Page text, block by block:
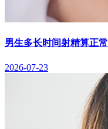
男生多长时间射精算正常
2026-07-23